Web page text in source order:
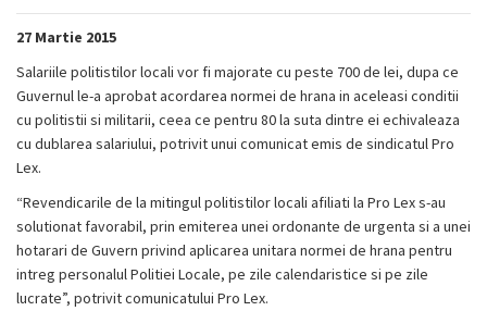
27 Martie 2015
Salariile politistilor locali vor fi majorate cu peste 700 de lei, dupa ce
Guvernul le-a aprobat acordarea normei de hrana in aceleasi conditii
cu politistii si militarii, ceea ce pentru 80 la suta dintre ei echivaleaza
cu dublarea salariului, potrivit unui comunicat emis de sindicatul Pro
Lex.
“Revendicarile de la mitingul politistilor locali afiliati la Pro Lex s-au
solutionat favorabil, prin emiterea unei ordonante de urgenta si a unei
hotarari de Guvern privind aplicarea unitara normei de hrana pentru
intreg personalul Politiei Locale, pe zile calendaristice si pe zile
lucrate”, potrivit comunicatului Pro Lex.